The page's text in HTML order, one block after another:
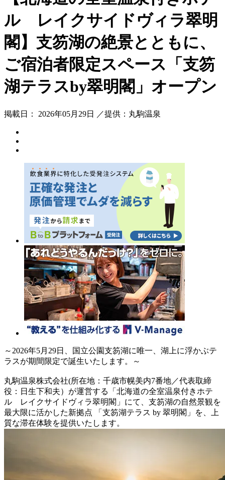
ル レイクサイドヴィラ翠明
閣】支笏湖の絶景とともに、
ご宿泊者限定スペース「支笏
湖テラスby翠明閣」オープン
掲載日： 2026年05月29日 ／提供：丸駒温泉
～2026年5月29日、国立公園支笏湖に唯一、湖上に浮かぶテ
ラスが期間限定で誕生いたします。～
丸駒温泉株式会社(所在地：千歳市幌美内7番地／代表取締
役：日生下和夫）が運営する「北海道の全室温泉付きホテ
ル レイクサイドヴィラ翠明閣」にて、支笏湖の自然景観を
最大限に活かした新拠点 「支笏湖テラス by 翠明閣」を、上
質な滞在体験を提供いたします。